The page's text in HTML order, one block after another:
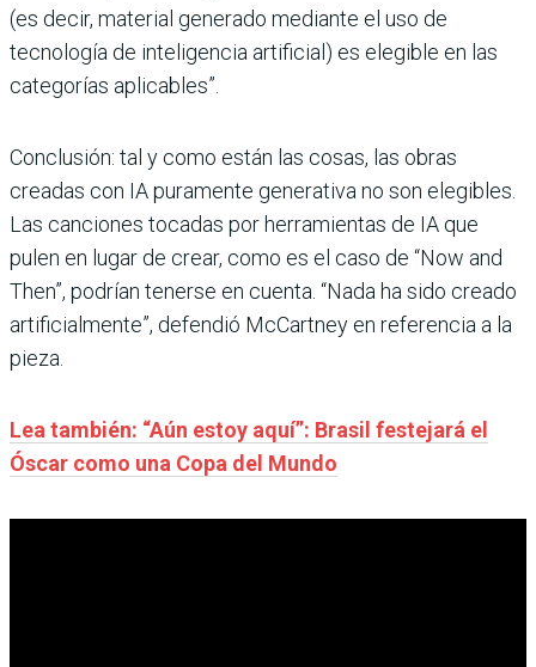
(es decir, material generado mediante el uso de
tecnología de inteligencia artificial) es elegible en las
categorías aplicables”.
Conclusión: tal y como están las cosas, las obras
creadas con IA puramente generativa no son elegibles.
Las canciones tocadas por herramientas de IA que
pulen en lugar de crear, como es el caso de “Now and
Then”, podrían tenerse en cuenta. “Nada ha sido creado
artificialmente”, defendió McCartney en referencia a la
pieza.
Lea también: “Aún estoy aquí”: Brasil festejará el
Óscar como una Copa del Mundo